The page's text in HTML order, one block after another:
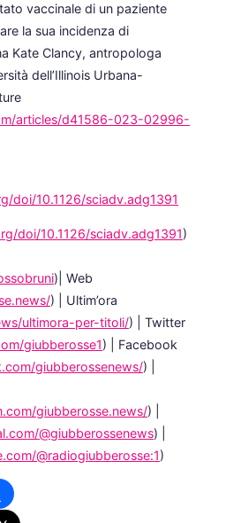
vaccinale di un paziente
la sua incidenza di
Kate Clancy, antropologa
dell’Illinois Urbana-
articles/d41586-023-02996-
doi/10.1126/sciadv.adg1391
doi/10.1126/sciadv.adg1391)
)| Web
) | Ultim’ora
ultimora-per-titoli/) | Twitter
giubberosse1) | Facebook
giubberossenews/) |
giubberosse.news/) |
@giubberossenews) |
@radiogiubberosse:1)